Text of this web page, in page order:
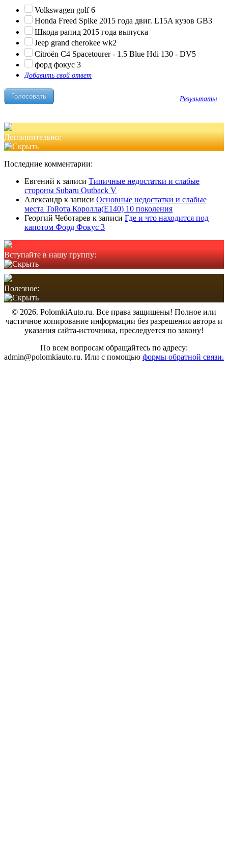
Volkswagen golf 6
Honda Freed Spike 2015 года двиг. L15A кузов GB3
Шкода рапид 2015 года выпуска
Jeep grand cherokee wk2
Citroën C4 Spacetourer - 1.5 Blue Hdi 130 - DV5
форд фокус 3
Добавить свой ответ
Результаты
Дополнительно:
Последние комментарии:
Евгений к записи Типичные недостатки и слабые
стороны Subaru Outback V
Александр к записи Основные недостатки и слабые
места Тойота Королла(Е140) 10 поколения
Георгий Чеботарев к записи Где и что находится под
капотом Форд Фокус 3
Вступайте в нашу группу:
Полезное:
© 2026. PolomkiAuto.ru. Все права защищены! Полное или
частичное копирование информации без разрешения автора и
указания сайта-источника, преследуется по закону!
По всем вопросам обращайтесь по адресу:
admin@polomkiauto.ru. Или с помощью формы обратной связи.